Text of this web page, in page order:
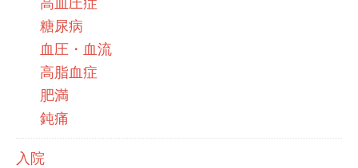
糖尿病
血圧・血流
高脂血症
肥満
鈍痛
入院